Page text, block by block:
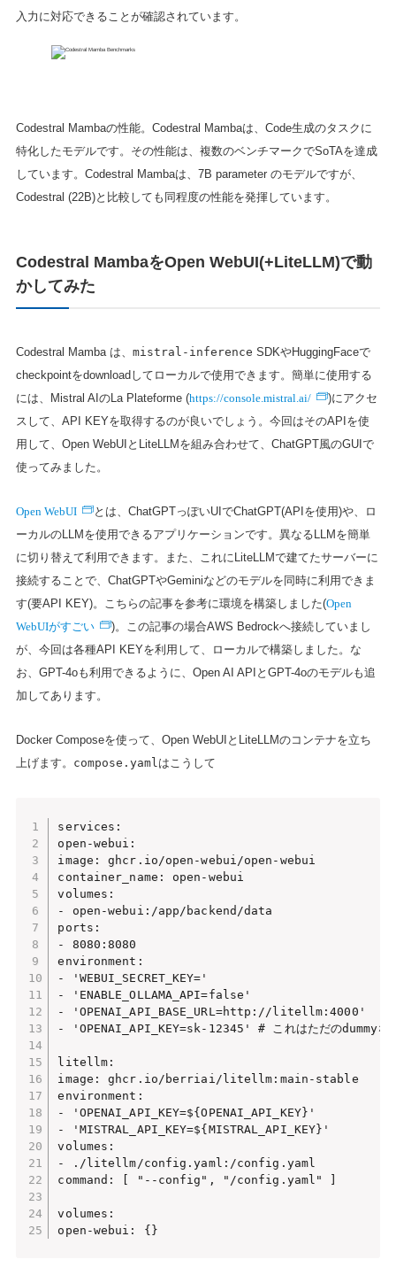
入力に対応できることが確認されています。
Codestral Mambaの性能。Codestral Mambaは、Code生成のタスクに
特化したモデルです。その性能は、複数のベンチマークでSoTAを達成
しています。Codestral Mambaは、7B parameter のモデルですが、
Codestral (22B)と比較しても同程度の性能を発揮しています。
Codestral MambaをOpen WebUI(+LiteLLM)で動
かしてみた
Codestral Mamba は、 mistral-inference SDKやHuggingFaceで
checkpointをdownloadしてローカルで使用できます。簡単に使用する
には、Mistral AIのLa Plateforme (https://console.mistral.ai/
)にアクセ
スして、API KEYを取得するのが良いでしょう。今回はそのAPIを使
用して、Open WebUIとLiteLLMを組み合わせて、ChatGPT風のGUIで
使ってみました。
Open WebUI
とは、ChatGPTっぽいUIでChatGPT(APIを使用)や、ロ
ーカルのLLMを使用できるアプリケーションです。異なるLLMを簡単
に切り替えて利用できます。また、これにLiteLLMで建てたサーバーに
接続することで、ChatGPTやGeminiなどのモデルを同時に利用できま
す(要API KEY)。こちらの記事を参考に環境を構築しました(Open
WebUIがすごい
)。この記事の場合AWS Bedrockへ接続していまし
が、今回は各種API KEYを利用して、ローカルで構築しました。な
お、GPT-4oも利用できるように、Open AI APIとGPT-4oのモデルも追
加してあります。
Docker Composeを使って、Open WebUIとLiteLLMのコンテナを立ち
上げます。 compose.yaml はこうして
services:
open-webui:
image: ghcr.io/open-webui/open-webui
container_name: open-webui
volumes:
- open-webui:/app/backend/data
ports:
- 8080:8080
environment:
- 'WEBUI_SECRET_KEY='
- 'ENABLE_OLLAMA_API=false'
- 'OPENAI_API_BASE_URL=http://litellm:4000'
- 'OPENAI_API_KEY=sk-12345' # これはただのdummyな
litellm:
image: ghcr.io/berriai/litellm:main-stable
environment:
- 'OPENAI_API_KEY=${OPENAI_API_KEY}'
- 'MISTRAL_API_KEY=${MISTRAL_API_KEY}'
volumes:
- ./litellm/config.yaml:/config.yaml
command: [ "--config", "/config.yaml" ]
volumes:
open-webui: {}